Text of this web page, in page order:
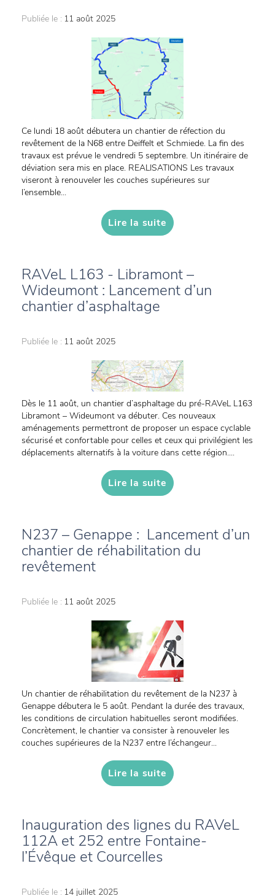
Publiée le : 11 août 2025
Ce lundi 18 août débutera un chantier de réfection du
revêtement de la N68 entre Deiffelt et Schmiede. La fin des
travaux est prévue le vendredi 5 septembre. Un itinéraire de
déviation sera mis en place. REALISATIONS Les travaux
viseront à renouveler les couches supérieures sur
l’ensemble...
Lire la suite
RAVeL L163 - Libramont –
Wideumont : Lancement d’un
chantier d’asphaltage
Publiée le : 11 août 2025
Dès le 11 août, un chantier d’asphaltage du pré-RAVeL L163
Libramont – Wideumont va débuter. Ces nouveaux
aménagements permettront de proposer un espace cyclable
sécurisé et confortable pour celles et ceux qui privilégient les
déplacements alternatifs à la voiture dans cette région....
Lire la suite
N237 – Genappe : Lancement d’un
chantier de réhabilitation du
revêtement
Publiée le : 11 août 2025
Un chantier de réhabilitation du revêtement de la N237 à
Genappe débutera le 5 août. Pendant la durée des travaux,
les conditions de circulation habituelles seront modifiées.
Concrètement, le chantier va consister à renouveler les
couches supérieures de la N237 entre l’échangeur...
Lire la suite
Inauguration des lignes du RAVeL
112A et 252 entre Fontaine-
l’Évêque et Courcelles
Publiée le : 14 juillet 2025